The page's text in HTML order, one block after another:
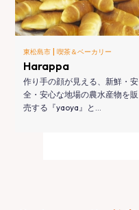
東松島市 |喫茶＆ベーカリー
Harappa
作り手の顔が見える、新鮮・安
全・安心な地場の農水産物を販
売する『yaoya』と…